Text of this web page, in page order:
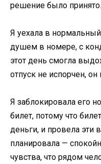
решение было принято.
Я уехала в нормальный
душем в номере, с
этот день смогла
отпуск не испорчен, он
Я заблокировала его
билет, потому что
деньги, и провела эти
планировала —
чувства, что рядом